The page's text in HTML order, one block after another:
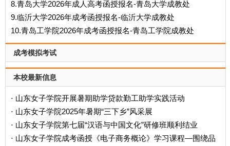
8.青岛大学2026年成人高考函授报名-青岛大学成教处
9.临沂大学2026年成考函授报名-临沂大学成教处
10.青岛工学院2026年成考函授报名-青岛工学院成教处
成考模拟考试
本校最新信息
· 山东女子学院开展暑期助学贷款勤工助学实践活动
· 山东女子学院2025年暑期“三下乡”风采展
· 山东女子学院第七届“汉语与中国文化”研修班顺利结业
· 山东女子学院成考函授《电子商务概论》学习课程—围绕品